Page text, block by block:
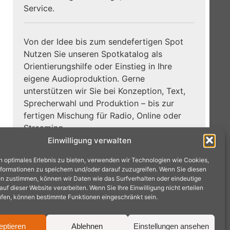
Einwilligung verwalten
optimales Erlebnis zu bieten, verwenden wir Technologien wie Cookies,
zu speichern und/oder darauf zuzugreifen. Wenn Sie diesen
zustimmen, können wir Daten wie das Surfverhalten oder eindeutige
dieser Website verarbeiten. Wenn Sie Ihre Einwilligung nicht erteilen
können bestimmte Funktionen eingeschränkt sein.
Ablehnen Einstellungen ansehen
Service.
Von der Idee bis zum sendefertigen Spot
Nutzen Sie unseren Spotkatalog als
Orientierungshilfe oder Einstieg in Ihre
eigene Audioproduktion. Gerne
unterstützen wir Sie bei Konzeption, Text,
Sprecherwahl und Produktion – bis zur
fertigen Mischung für Radio, Online oder
Streaming.
Spotkatalog →
· Tel.: 02404 9575240 · mail@radioproduktion.de